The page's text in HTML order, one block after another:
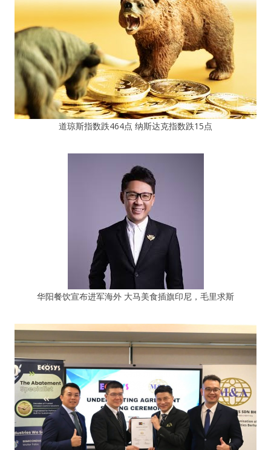
道琼斯指数跌464点 纳斯达克指数跌15点
华阳餐饮宣布进军海外 大马美食插旗印尼，毛里求斯